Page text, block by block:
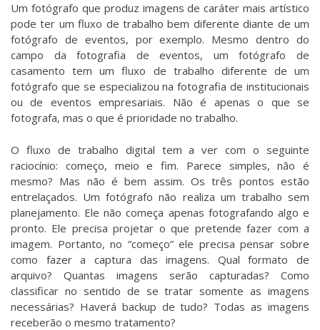
Um fotógrafo que produz imagens de caráter mais artístico
pode ter um fluxo de trabalho bem diferente diante de um
fotógrafo de eventos, por exemplo. Mesmo dentro do
campo da fotografia de eventos, um fotógrafo de
casamento tem um fluxo de trabalho diferente de um
fotógrafo que se especializou na fotografia de institucionais
ou de eventos empresariais. Não é apenas o que se
fotografa, mas o que é prioridade no trabalho.
O fluxo de trabalho digital tem a ver com o seguinte
raciocínio: começo, meio e fim. Parece simples, não é
mesmo? Mas não é bem assim. Os três pontos estão
entrelaçados. Um fotógrafo não realiza um trabalho sem
planejamento. Ele não começa apenas fotografando algo e
pronto. Ele precisa projetar o que pretende fazer com a
imagem. Portanto, no “começo” ele precisa pensar sobre
como fazer a captura das imagens. Qual formato de
arquivo? Quantas imagens serão capturadas? Como
classificar no sentido de se tratar somente as imagens
necessárias? Haverá backup de tudo? Todas as imagens
receberão o mesmo tratamento?